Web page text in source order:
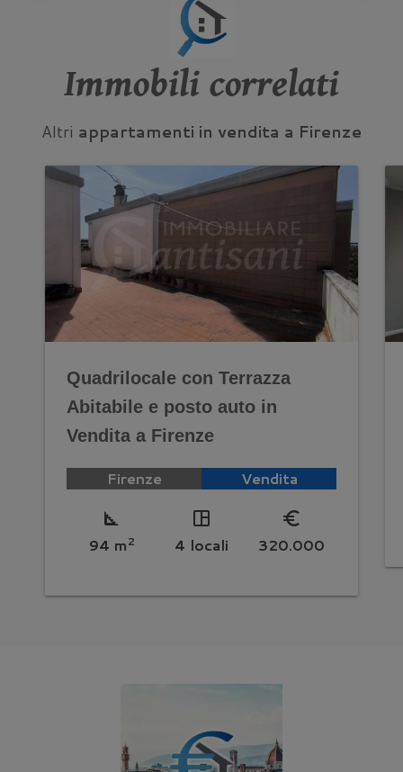
Immobili correlati
Altri appartamenti in vendita a Firenze
Quadrilocale con Terrazza
Abitabile e posto auto in
Vendita a Firenze
Firenze Vendita
square_foot
94 m2
space_dashboard
4 locali
euro_symbol
320.000